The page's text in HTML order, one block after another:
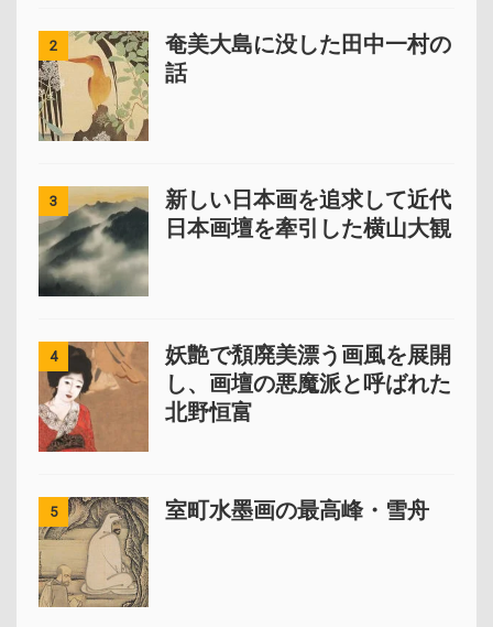
2
奄美大島に没した田中一村の
話
3
新しい日本画を追求して近代
日本画壇を牽引した横山大観
4
妖艶で頽廃美漂う画風を展開
し、画壇の悪魔派と呼ばれた
北野恒富
5 室町水墨画の最高峰・雪舟